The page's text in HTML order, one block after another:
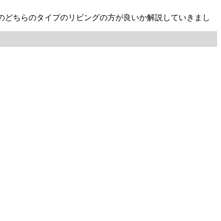
ちらのタイプのリビングの方が良いか解説していきまし